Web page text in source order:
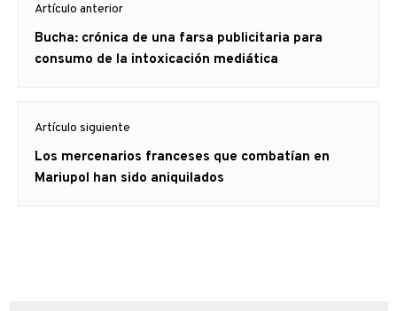
de
entradas
Artículo anterior
Artículo
anterior
Bucha: crónica de una farsa publicitaria para
consumo de la intoxicación mediática
Artículo siguiente
Artículo
siguiente:
Los mercenarios franceses que combatían en
Mariupol han sido aniquilados